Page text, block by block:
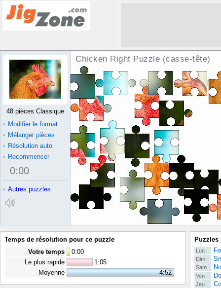
Chicken Right Puzzle (casse-tête)
48 pièces Classique
• Modifier le format
• Mélanger pièces
• Résolution auto
• Recommencer
0:00
• Autres puzzles
Temps de résolution pour ce puzzle
Votre temps
0:00
Le plus rapide
1:05
Moyenne
4:52
Puzzles
Lun
Dim
Sam
Ven
Jeu